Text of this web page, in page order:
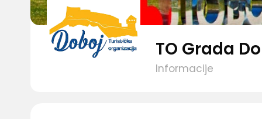
TO Grada
Informacije